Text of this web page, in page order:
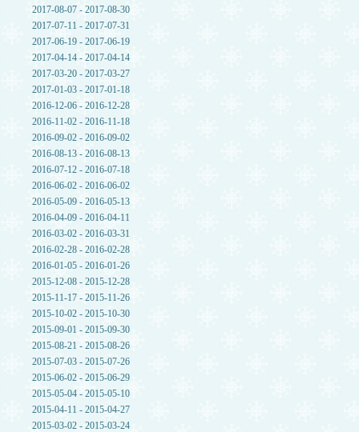
2017-08-07 - 2017-08-30
2017-07-11 - 2017-07-31
2017-06-19 - 2017-06-19
2017-04-14 - 2017-04-14
2017-03-20 - 2017-03-27
2017-01-03 - 2017-01-18
2016-12-06 - 2016-12-28
2016-11-02 - 2016-11-18
2016-09-02 - 2016-09-02
2016-08-13 - 2016-08-13
2016-07-12 - 2016-07-18
2016-06-02 - 2016-06-02
2016-05-09 - 2016-05-13
2016-04-09 - 2016-04-11
2016-03-02 - 2016-03-31
2016-02-28 - 2016-02-28
2016-01-05 - 2016-01-26
2015-12-08 - 2015-12-28
2015-11-17 - 2015-11-26
2015-10-02 - 2015-10-30
2015-09-01 - 2015-09-30
2015-08-21 - 2015-08-26
2015-07-03 - 2015-07-26
2015-06-02 - 2015-06-29
2015-05-04 - 2015-05-10
2015-04-11 - 2015-04-27
2015-03-02 - 2015-03-24